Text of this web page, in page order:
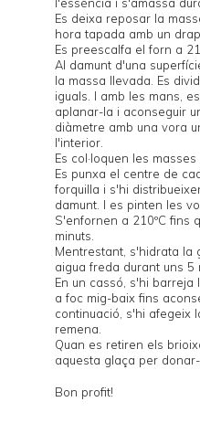
Es deixa reposar la
hora tapada amb un
Es preescalfa el forn a
Al damunt d'una
la massa llevada. Es
iguals. I amb les mans,
aplanar-la i aconseguir
diàmetre amb una vora
l'interior.
Es col·loquen les
Es punxa el centre de
forquilla i s'hi
damunt. I es pinten les
S'enfornen a 210ºC fins
minuts.
Mentrestant, s'hidrata la
aigua freda durant uns 5
En un cassó, s'hi
a foc mig-baix fins
continuació, s'hi afegeix
remena.
Quan es retiren els
aquesta glaça per
Bon profit!